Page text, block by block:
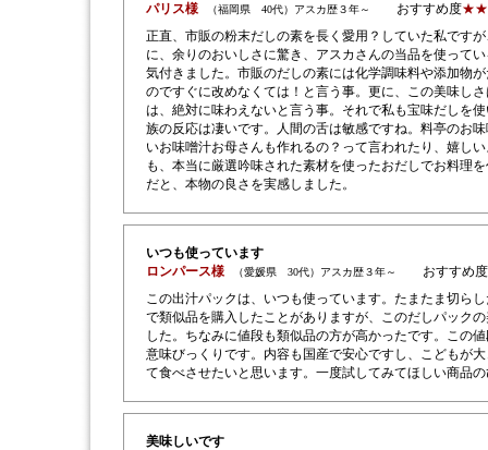
パリス様
（福岡県 40代）アスカ歴３年～ おすすめ度
正直、市販の粉末だしの素を長く愛用？していた私です
に、余りのおいしさに驚き、アスカさんの当品を使って
気付きました。市販のだしの素には化学調味料や添加物
のですぐに改めなくては！と言う事。更に、この美味し
は、絶対に味わえないと言う事。それで私も宝味だしを
族の反応は凄いです。人間の舌は敏感ですね。料亭のお
いお味噌汁お母さんも作れるの？って言われたり、嬉し
も、本当に厳選吟味された素材を使ったおだしでお料理
だと、本物の良さを実感しました。
いつも使っています
ロンパース様
（愛媛県 30代）アスカ歴３年～ おすすめ度
この出汁パックは、いつも使っています。たまたま切ら
で類似品を購入したことがありますが、このだしパック
した。ちなみに値段も類似品の方が高かったです。この
意味びっくりです。内容も国産で安心ですし、こどもが
て食べさせたいと思います。一度試してみてほしい商品
美味しいです